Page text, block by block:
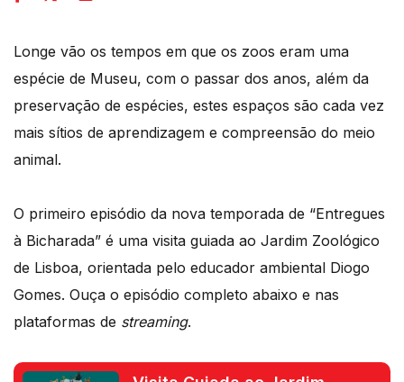
Longe vão os tempos em que os zoos eram uma
espécie de Museu, com o passar dos anos, além da
preservação de espécies, estes espaços são cada vez
mais sítios de aprendizagem e compreensão do meio
animal.
O primeiro episódio da nova temporada de “Entregues
à Bicharada” é uma visita guiada ao Jardim Zoológico
de Lisboa, orientada pelo educador ambiental Diogo
Gomes. Ouça o episódio completo abaixo e nas
plataformas de streaming.